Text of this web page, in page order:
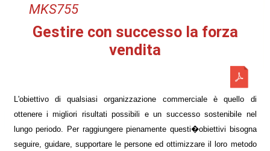
MKS755
Gestire con successo la forza
vendita
L'obiettivo di qualsiasi organizzazione commerciale è quello di
ottenere i migliori risultati possibili e un successo sostenibile nel
lungo periodo. Per raggiungere pienamente questi�obiettivi bisogna
seguire, guidare, supportare le persone ed ottimizzare il loro metodo